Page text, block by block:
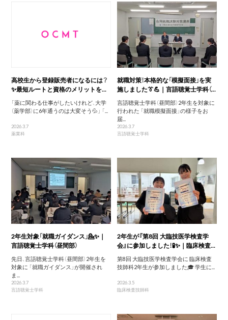
高校生から登録販売者になるには？
✨最短ルートと資格のメリットを...
「薬に関わる仕事がしたいけれど、大学
（薬学部）に6年通うのは大変そう💦」 「...
2026.3.7
薬業科
就職対策！本格的な「模擬面接」を実
施しました👔💪｜言語聴覚士学科（...
言語聴覚士学科（昼間部）2年生を対象に
行われた 「就職模擬面接」の様子をお
届...
2026.3.7
言語聴覚士学科
2年生対象「就職ガイダンス」💁✨｜
言語聴覚士学科（昼間部）
先日、言語聴覚士学科（昼間部）2年生を
対象に 「就職ガイダンス」が開催され
ま...
2026.3.7
言語聴覚士学科
2年生が『第8回 大臨技医学検査学
会』に参加しました！🧪✨｜臨床検査...
第8回 大臨技医学検査学会に 臨床検査
技師科2年生が参加しました🎓 学生に...
2026.3.5
臨床検査技師科